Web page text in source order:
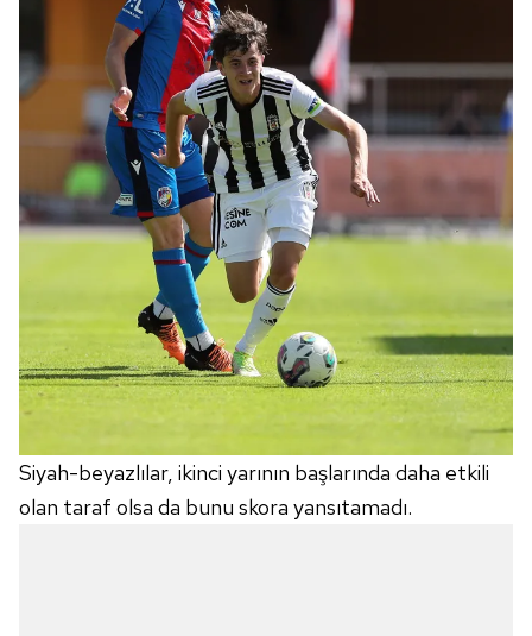
toplumu hizmetlerinin sunulması amacıyla
kullanılmaktadır. Diğer çerezler, sitemizin daha işlevsel
kılınması ve kişiselleştirilmesi ve sizlere yönelik
reklam/pazarlama faaliyetlerinin yapılması, amaçlarıyla
sınırlı olarak açık rızanız dahilinde kullanılacaktır.
Çerezlere ilişkin tercihlerinizi aşağıda yer alan panel
vasıtasıyla belirleyebilirsiniz. Çerezlere ilişkin detaylı bilgi
için Ayarlar butonuna tıklayabilir,Çerez Bilgilendirme
ziyaret edebilirsiniz.
6698 sayılı Kişisel Verilerin Korunması Kanunu uyarınca
hazırlanmış Aydınlatma Metnimizi okumak ve sitemizde
ilgili mevzuata uygun olarak kullanılan çerezlerle ilgili bilgi
almak için lütfen
Siyah-beyazlılar, ikinci yarının başlarında daha etkili
olan taraf olsa da bunu skora yansıtamadı.